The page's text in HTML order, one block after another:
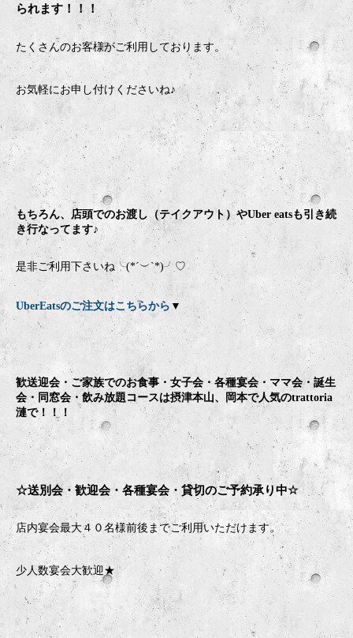
られます！！！
たくさんのお客様がご利用しております。
お気軽にお申し付けくださいね♪
もちろん、店頭でのお渡し（テイクアウト）やUber eatsも引き続
き行なってます♪
是非ご利用下さいね╰(*´︶`*)╯♡
UberEatsのご注文はこちらから ▼
歓送迎会・ご家族でのお食事・女子会・各種宴会・ママ会・誕生
会・同窓会・飲み放題コースは摂津本山、岡本で人気のtrattoria
漣で！！！
☆送別会・歓迎会・ 各種宴会・貸切のご予約承り中☆
店内宴会最大４０名様前後までご利用いただけます。
少人数宴会大歓迎★